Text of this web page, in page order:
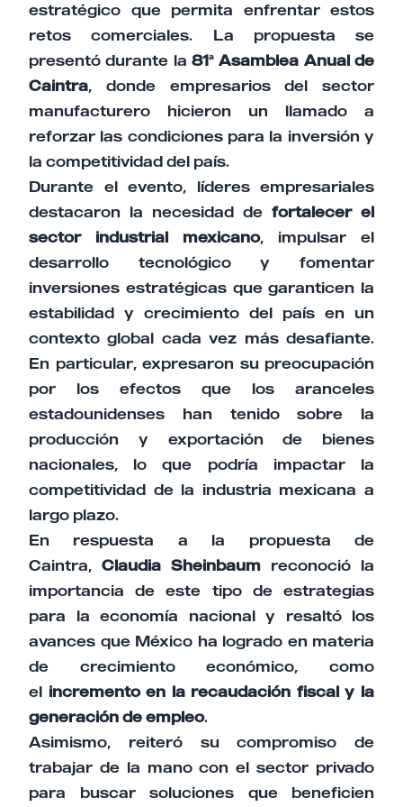
estratégico que permita enfrentar estos
retos comerciales. La propuesta se
presentó durante la 81ª Asamblea Anual de
Caintra, donde empresarios del sector
manufacturero hicieron un llamado a
reforzar las condiciones para la inversión y
la competitividad del país.
Durante el evento, líderes empresariales
destacaron la necesidad de fortalecer el
sector industrial mexicano, impulsar el
desarrollo tecnológico y fomentar
inversiones estratégicas que garanticen la
estabilidad y crecimiento del país en un
contexto global cada vez más desafiante.
En particular, expresaron su preocupación
por los efectos que los aranceles
estadounidenses han tenido sobre la
producción y exportación de bienes
nacionales, lo que podría impactar la
competitividad de la industria mexicana a
largo plazo.
En respuesta a la propuesta de
Caintra, Claudia Sheinbaum reconoció la
importancia de este tipo de estrategias
para la economía nacional y resaltó los
avances que México ha logrado en materia
de crecimiento económico, como
el incremento en la recaudación fiscal y la
generación de empleo.
Asimismo, reiteró su compromiso de
trabajar de la mano con el sector privado
para buscar soluciones que beneficien